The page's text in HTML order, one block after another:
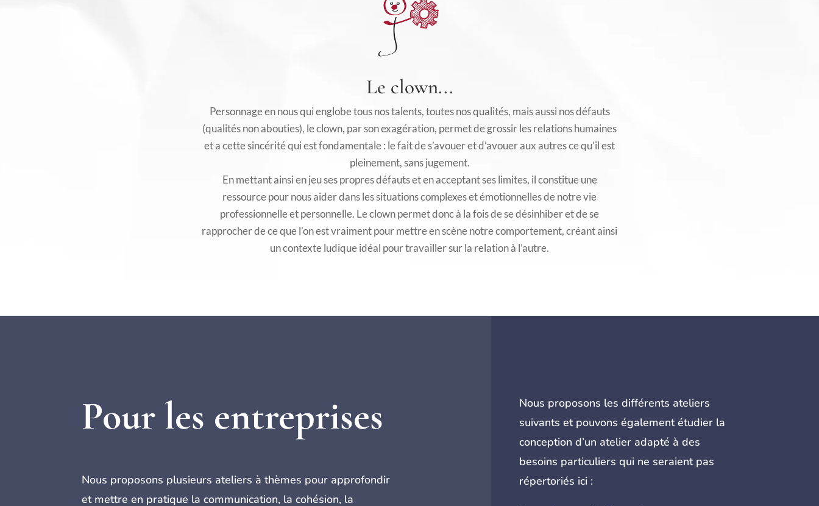
Le clown...
Personnage en nous qui englobe tous nos talents, toutes nos qualités, mais aussi nos défauts
(qualités non abouties), le clown, par son exagération, permet de grossir les relations humaines
et a cette sincérité qui est fondamentale : le fait de s’avouer et d’avouer aux autres ce qu’il est
pleinement, sans jugement.
En mettant ainsi en jeu ses propres défauts et en acceptant ses limites, il constitue une
ressource pour nous aider dans les situations complexes et émotionnelles de notre vie
professionnelle et personnelle. Le clown permet donc à la fois de se désinhiber et de se
rapprocher de ce que l’on est vraiment pour mettre en scène notre comportement, créant ainsi
un contexte ludique idéal pour travailler sur la relation à l’autre.
Pour les entreprises
Nous proposons plusieurs ateliers à thèmes pour approfondir
et mettre en pratique la communication, la cohésion, la
Nous proposons les différents ateliers
suivants et pouvons également étudier la
conception d’un atelier adapté à des
besoins particuliers qui ne seraient pas
répertoriés ici :